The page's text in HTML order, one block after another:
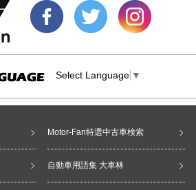
Select Language ▼
Motor-Fan特選中古車検索
自動車用語集 大車林